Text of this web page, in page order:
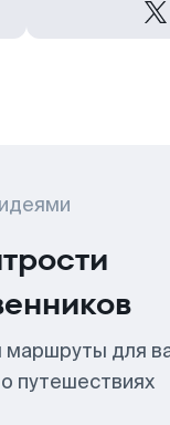
для
путешествиях